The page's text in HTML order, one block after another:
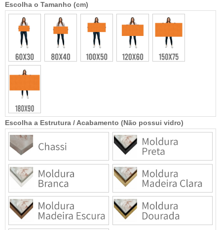
Escolha a Estrutura / Acabamento (Não possui vidro)
Escolha o Tamanho (cm)